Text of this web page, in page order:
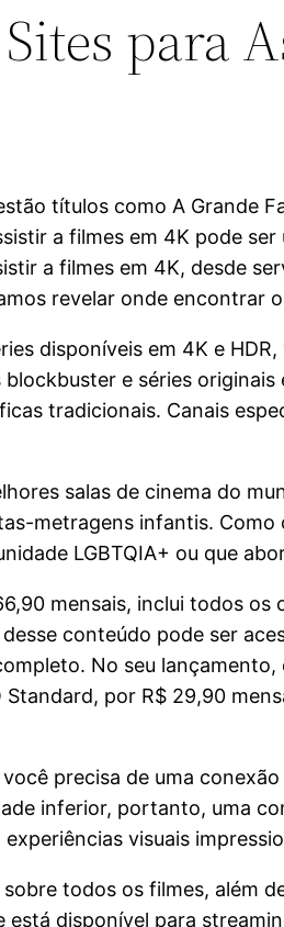
para
títulos como A Grande
a filmes em 4K pode
a filmes em 4K, desde
revelar onde encontrar
disponíveis em 4K e
e séries
tradicionais. Canais
salas de cinema do
metragens infantis. Como
LGBTQIA+ ou que
mensais, inclui todos
conteúdo pode ser
No seu
por R$ 29,90
precisa de uma
inferior, portanto, uma
visuais
todos os filmes, além
está disponível para